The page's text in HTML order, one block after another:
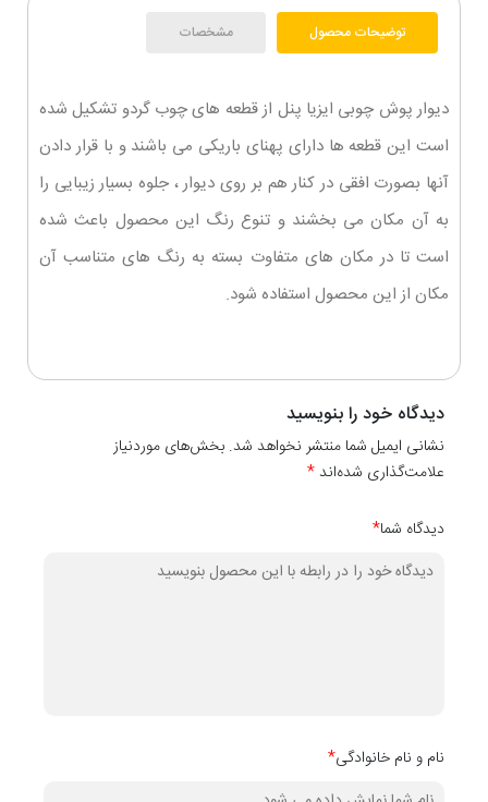
توضیحات محصول مشخصات
دیوار پوش چوبی ایزیا پنل از قطعه های چوب گردو تشکیل شده
است این قطعه ها دارای پهنای باریکی می باشند و با قرار دادن
آنها بصورت افقی در کنار هم بر روی دیوار ، جلوه بسیار زیبایی را
به آن مکان می بخشند و تنوع رنگ این محصول باعث شده
است تا در مکان های متفاوت بسته به رنگ های متناسب آن
مکان از این محصول استفاده شود.
دیدگاه خود را بنویسید
نشانی ایمیل شما منتشر نخواهد شد. بخش‌های موردنیاز
علامت‌گذاری شده‌اند*
دیدگاه شما*
نام و نام خانوادگی*